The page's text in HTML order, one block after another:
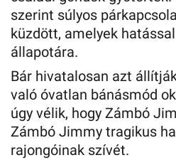
szerint súlyos
küzdött, amelyek
állapotára.
Bár hivatalosan azt
való óvatlan bánásmód
úgy vélik, hogy Zámbó
Zámbó Jimmy tragikus
rajongóinak szívét.